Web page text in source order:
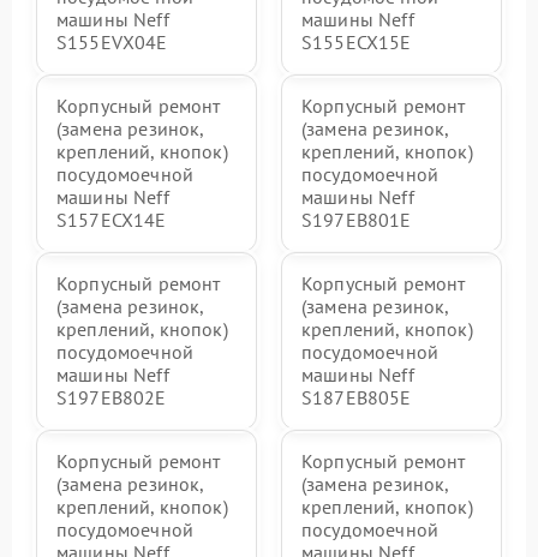
машины Neff
S155EVX04E
машины Neff
S155ECX15E
Корпусный ремонт
(замена резинок,
креплений, кнопок)
посудомоечной
машины Neff
S157ECX14E
Корпусный ремонт
(замена резинок,
креплений, кнопок)
посудомоечной
машины Neff
S197EB801E
Корпусный ремонт
(замена резинок,
креплений, кнопок)
посудомоечной
машины Neff
S197EB802E
Корпусный ремонт
(замена резинок,
креплений, кнопок)
посудомоечной
машины Neff
S187EB805E
Корпусный ремонт
(замена резинок,
креплений, кнопок)
посудомоечной
машины Neff
Корпусный ремонт
(замена резинок,
креплений, кнопок)
посудомоечной
машины Neff